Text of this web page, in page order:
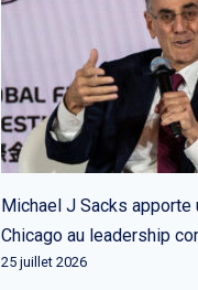
Michael J Sacks
Chicago au leadership
25 juillet 2026